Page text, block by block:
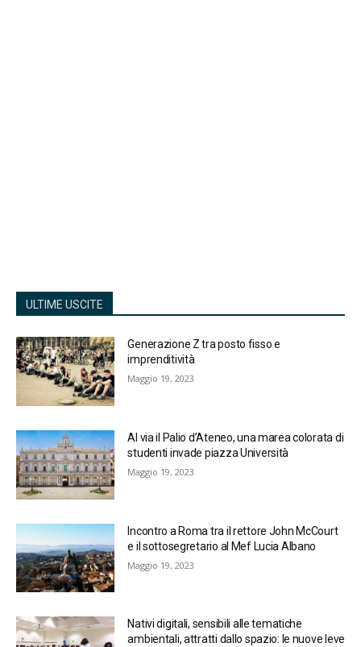
ULTIME USCITE
Generazione Z tra posto fisso e
imprenditività
Maggio 19, 2023
Al via il Palio d’Ateneo, una marea colorata di
studenti invade piazza Università
Maggio 19, 2023
Incontro a Roma tra il rettore John McCourt
e il sottosegretario al Mef Lucia Albano
Maggio 19, 2023
Nativi digitali, sensibili alle tematiche
ambientali, attratti dallo spazio: le nuove leve